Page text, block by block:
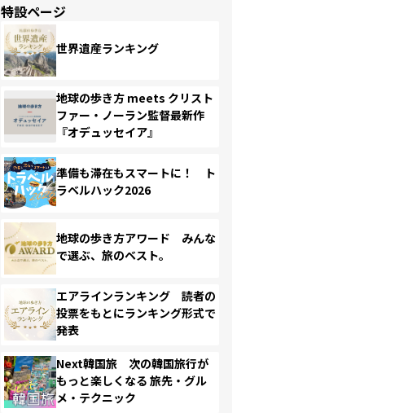
特設ページ
世界遺産ランキング
地球の歩き方 meets クリスト
ファー・ノーラン監督最新作
『オデュッセイア』
準備も滞在もスマートに！ ト
ラベルハック2026
地球の歩き方アワード みんな
で選ぶ、旅のベスト。
エアラインランキング 読者の
投票をもとにランキング形式で
発表
Next韓国旅 次の韓国旅行が
もっと楽しくなる 旅先・グル
メ・テクニック